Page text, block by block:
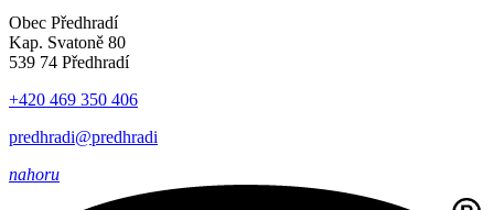
Obec Předhradí
Kap. Svatoně 80
539 74 Předhradí
+420 469 350 406
predhradi@predhradi
nahoru